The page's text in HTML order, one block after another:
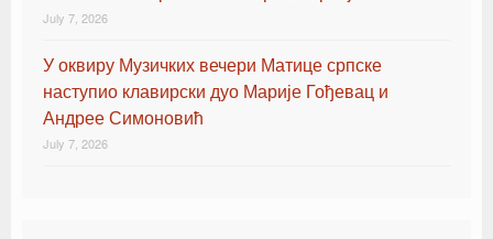
July 7, 2026
У оквиру Музичких вечери Матице српске
наступио клавирски дуо Марије Гођевац и
Андрее Симоновић
July 7, 2026